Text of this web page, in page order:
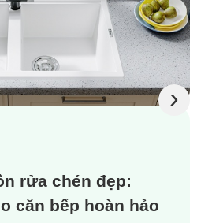
rửa chén đẹp:
căn bếp hoàn hảo
›